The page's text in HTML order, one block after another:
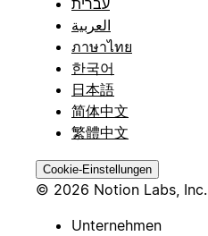
עברית
العربية
ภาษาไทย
한국어
日本語
简体中文
繁體中文
Cookie-Einstellungen
© 2026 Notion Labs, Inc.
Unternehmen